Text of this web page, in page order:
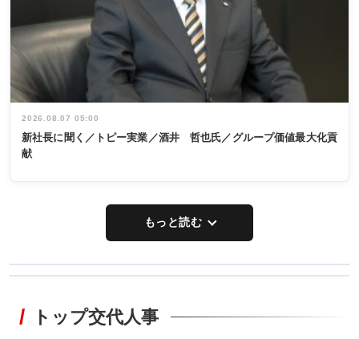
2026.08.07 05:00
新社長に聞く／トピー実業／酒井 哲也氏／グループ価値最大化貢
献
もっと読む
非鉄業界で
タックトレー
トップ交代人事